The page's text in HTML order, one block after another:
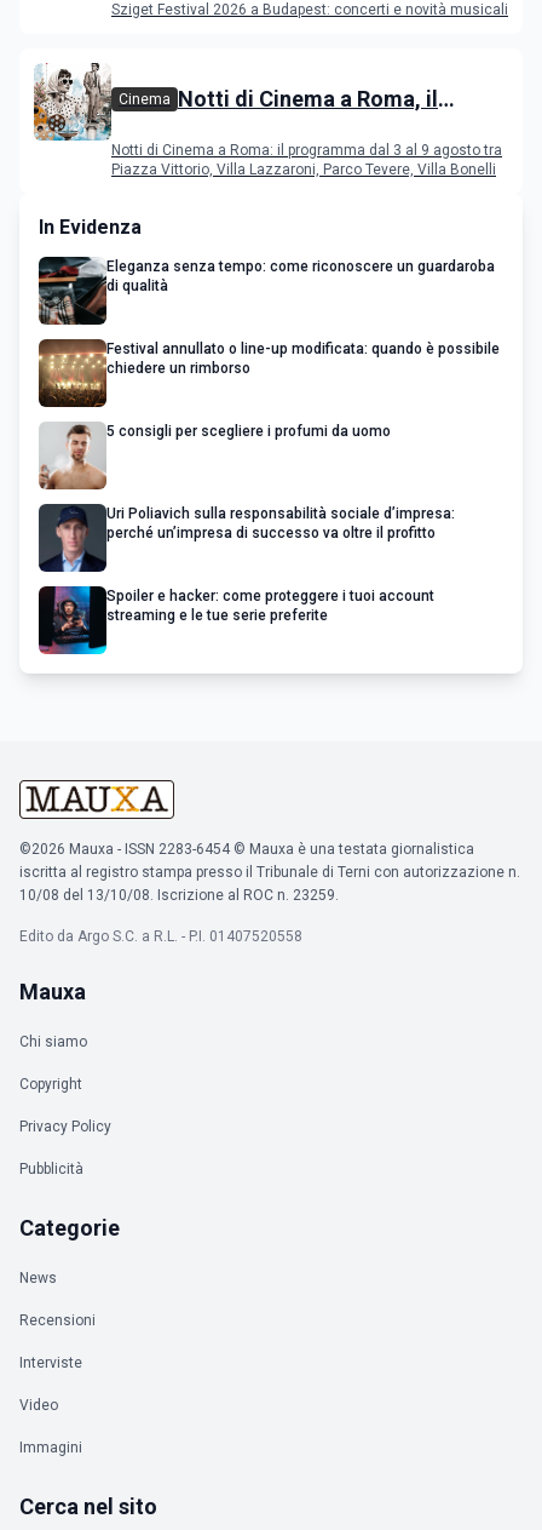
Sziget Festival 2026 a Budapest: concerti e novità musicali
Cinema Notti di Cinema a Roma, il
Notti di Cinema a Roma: il programma dal 3 al 9 agosto tra
Piazza Vittorio, Villa Lazzaroni, Parco Tevere, Villa Bonelli
In Evidenza
Eleganza senza tempo: come riconoscere un guardaroba
di qualità
Festival annullato o line-up modificata: quando è possibile
chiedere un rimborso
5 consigli per scegliere i profumi da uomo
Uri Poliavich sulla responsabilità sociale d’impresa:
perché un’impresa di successo va oltre il profitto
Spoiler e hacker: come proteggere i tuoi account
streaming e le tue serie preferite
©2026 Mauxa - ISSN 2283-6454 © Mauxa è una testata giornalistica
iscritta al registro stampa presso il Tribunale di Terni con autorizzazione n.
10/08 del 13/10/08. Iscrizione al ROC n. 23259.
Edito da Argo S.C. a R.L. - P.I. 01407520558
Mauxa
Chi siamo
Copyright
Privacy Policy
Pubblicità
Categorie
News
Recensioni
Interviste
Video
Immagini
Cerca nel sito